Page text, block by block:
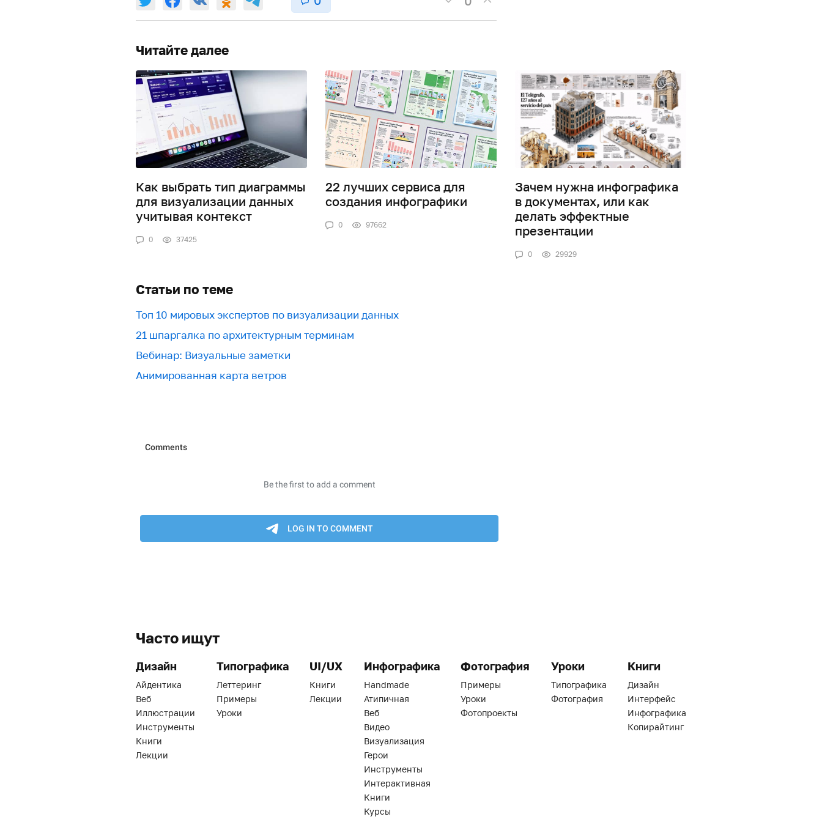
Читайте далее
Как выбрать тип диаграммы
для визуализации данных
учитывая контекст
0 37425
22 лучших сервиса для
создания инфографики
0 97662
Зачем нужна инфографика
в документах, или как
делать эффектные
презентации
0 29929
Статьи по теме
Топ 10 мировых экспертов по визуализации данных
21 шпаргалка по архитектурным терминам
Вебинар: Визуальные заметки
Анимированная карта ветров
Часто ищут
Дизайн
Айдентика
Веб
Иллюстрации
Инструменты
Книги
Лекции
Типографика
Леттеринг
Примеры
Уроки
UI/UX
Книги
Лекции
Инфографика
Handmade
Атипичная
Веб
Видео
Визуализация
Герои
Инструменты
Интерактивная
Книги
Курсы
Фотография
Примеры
Уроки
Фотопроекты
Уроки
Типографика
Фотография
Книги
Дизайн
Интерфейс
Инфографика
Копирайтинг